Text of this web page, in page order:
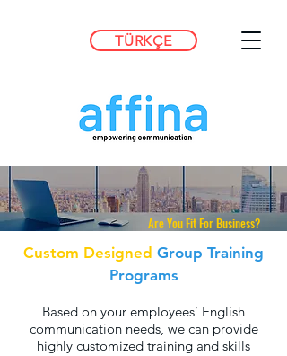
TÜRKÇE
Are You Fit For Business?
Custom Designed Group Training
Programs
Based on your employees’ English
communication needs, we can provide
highly customized training and skills